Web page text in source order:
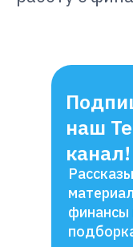
наш
канал!
финансы